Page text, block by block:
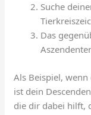
Suche
Das
Als Beispiel,
ist dein
die dir dabei hilft,